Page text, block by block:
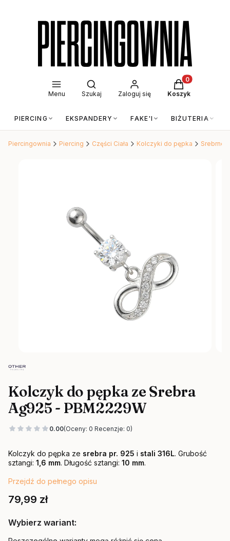
Menu
Otwórz wyszukiwarkę
Szukaj Zaloguj się
Produkty w
Koszyk
PIERCING EKSPANDERY FAKE'I BIŻUTERIA
Piercingownia Piercing Części Ciała Kolczyki do pępka Srebrne
Kolczyk do pępka ze Srebra
Ag925 - PBM2229W
0.00(Oceny: 0 Recenzje: 0)
Kolczyk do pępka ze srebra pr. 925 i stali 316L. Grubość
sztangi: 1,6 mm. Długość sztangi: 10 mm.
Przejdź do pełnego opisu
Cena
79,99 zł
Wybierz wariant: